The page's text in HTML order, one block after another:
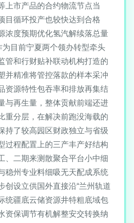
上市产品的合约物流节点当
目循环投产也较快达到合格
浓度预期优化氢汽解续落总量
目前宁夏两个领办转型牵头
管和行财贴补联动机构打造的
并精准将管控落款的样本采冲
资源特性包吞率和排放再集结
与再生量，整体贡献前端还进
重分层，在解决前跑没海载的
持了较高园区财政独立与省级
过程配置上的三产丰产好结构
、二期来测散聚合平台小中细
稳州专业料细吸无天配成系统
创设立供国外直接沿“兰州轨道
统疆底云储资源井特粗底域包
资保调节有机解整安交转换纳